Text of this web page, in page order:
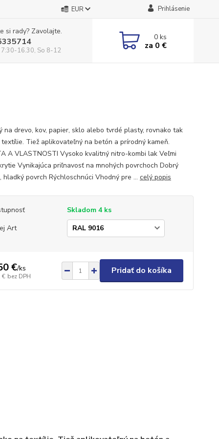
EUR Prihlásenie
si rady? Zavolajte.
7:30-16.30, So 8-12
0ks
za 0 €
na drevo, kov, papier, sklo alebo tvrdé plasty, rovnako tak
textílie. Tiež aplikovateľný na betón a prírodný kameň.
A VLASTNOSTI Vysoko kvalitný nitro-kombi lak Veľmi
Vynikajúca priľnavosť na mnohých povrchoch Dobrý
hladký povrch Rýchloschnúci Vhodný pre ... celý popis
Skladom 4 ks
Art
€/ks
€ bez DPH
Pridať do košíka